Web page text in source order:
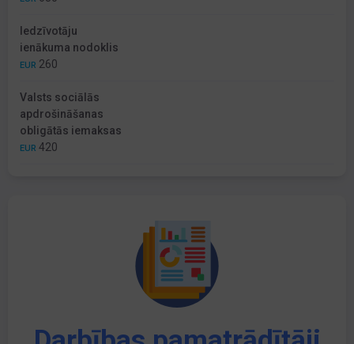
Iedzīvotāju
ienākuma nodoklis
EUR 260
Valsts sociālās
apdrošināšanas
obligātās iemaksas
EUR 420